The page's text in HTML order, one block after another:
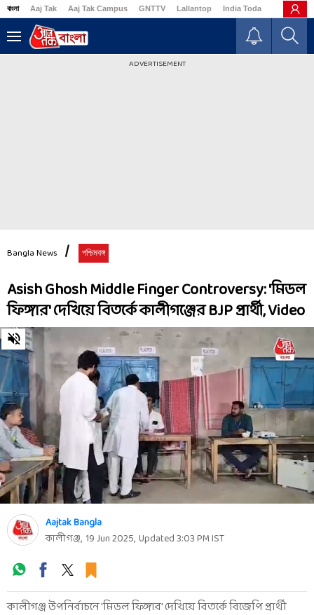
বাংলা Aaj Tak Aaj Tak Campus GNTTV Lallantop India Today Business
ADVERTISEMENT
Bangla News পশ্চিমবঙ্গ
Asish Ghosh Middle Finger Controversy: 'মিডল
ফিঙ্গার' দেখিয়ে বিতর্কে কালীগঞ্জের BJP প্রার্থী, Video
0
seconds
of
seconds
Aajtak Bangla
কালীগঞ্জ, 19 Jun 2025, Updated3:03 PMIST
কালীগঞ্জ উপনির্বাচনে 'মিডল ফিঙ্গার' দেখিয়ে বিতর্কে বিজেপি প্রার্থী